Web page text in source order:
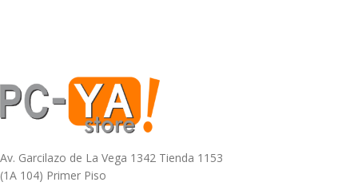
Av. Garcilazo de La Vega 1342 Tienda 1153
(1A 104) Primer Piso